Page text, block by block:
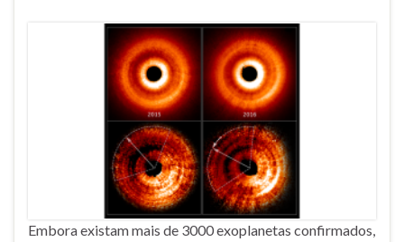
Embora existam mais de 3000 exoplanetas confirmados,